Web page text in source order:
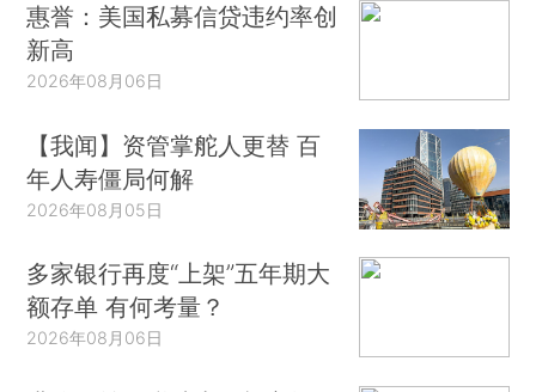
惠誉：美国私募信贷违约率创
新高
2026年08月06日
【我闻】资管掌舵人更替 百
年人寿僵局何解
2026年08月05日
多家银行再度“上架”五年期大
额存单 有何考量？
2026年08月06日